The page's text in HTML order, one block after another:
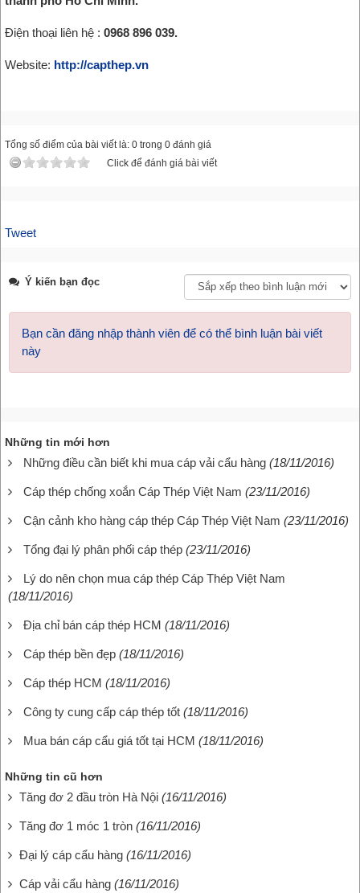
Điện thoại liên hệ : 0968 896 039.
Website: http://capthep.vn
Tổng số điểm của bài viết là: 0 trong 0 đánh giá
Click để đánh giá bài viết
Tweet
Ý kiến bạn đọc
Bạn cần đăng nhập thành viên để có thể bình luận bài viết
này
Những tin mới hơn
Những điều cần biết khi mua cáp vải cẩu hàng (18/11/2016)
Cáp thép chống xoắn Cáp Thép Việt Nam (23/11/2016)
Cận cảnh kho hàng cáp thép Cáp Thép Việt Nam (23/11/2016)
Tổng đại lý phân phối cáp thép (23/11/2016)
Lý do nên chọn mua cáp thép Cáp Thép Việt Nam
(18/11/2016)
Địa chỉ bán cáp thép HCM (18/11/2016)
Cáp thép bền đẹp (18/11/2016)
Cáp thép HCM (18/11/2016)
Công ty cung cấp cáp thép tốt (18/11/2016)
Mua bán cáp cẩu giá tốt tại HCM (18/11/2016)
Những tin cũ hơn
Tăng đơ 2 đầu tròn Hà Nội (16/11/2016)
Tăng đơ 1 móc 1 tròn (16/11/2016)
Đại lý cáp cẩu hàng (16/11/2016)
Cáp vải cẩu hàng (16/11/2016)